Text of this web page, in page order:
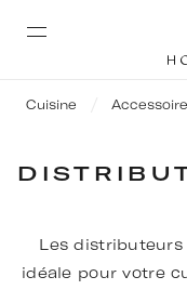
Cuisine
Les
idéale pour votre